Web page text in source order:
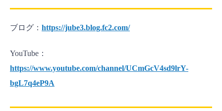
ブログ： https://jube3.blog.fc2.com/
YouTube：
https://www.youtube.com/channel/UCmGcV4sd9lrY-
bgL7q4eP9A